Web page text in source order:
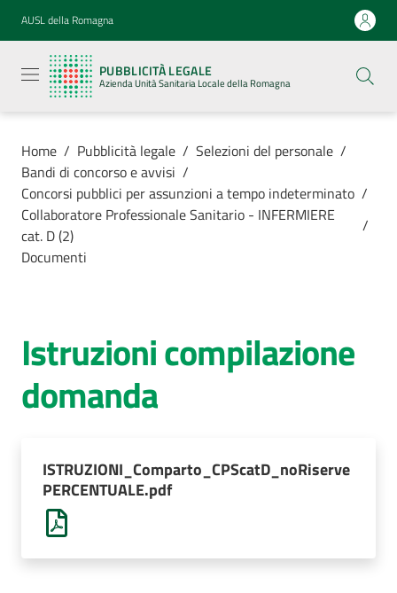
Vai al contenuto
Vai alla navigazione
Vai al footer
AUSL della Romagna
PUBBLICITÀ LEGALE
Azienda Unità Sanitaria Locale della Romagna
legale
Azienda
Unità
Locale della
Azienda
Luoghi di
cura
Home / Pubblicità legale / Selezioni del personale /
Bandi di concorso e avvisi /
Concorsi pubblici per assunzioni a tempo indeterminato /
Collaboratore Professionale Sanitario - INFERMIERE
cat. D (2)
/
Documenti
Istruzioni compilazione
domanda
ISTRUZIONI_Comparto_CPScatD_noRiserve
PERCENTUALE.pdf